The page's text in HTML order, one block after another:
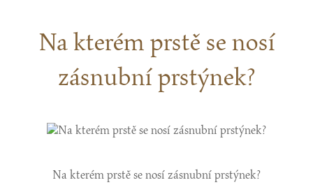
Na kterém prstě se nosí
zásnubní prstýnek?
Na kterém prstě se nosí zásnubní prstýnek?